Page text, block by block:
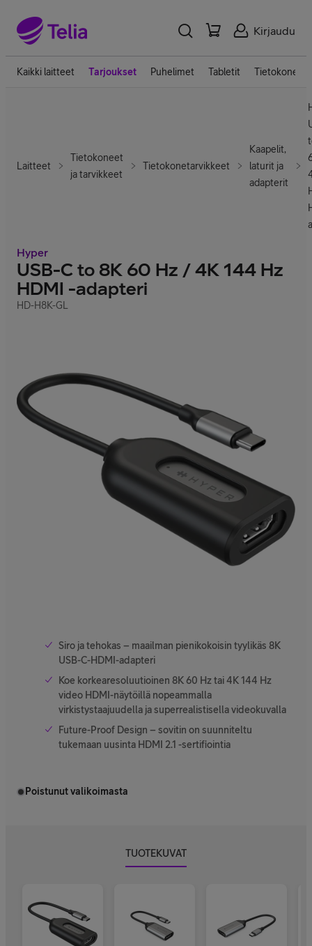
Kirjaudu
Kaikki laitteet Tarjoukset Puhelimet Tabletit Tietokoneet
Laitteet
Tietokoneet
ja tarvikkeet
Tietokonetarvikkeet
Kaapelit,
laturit ja
adapterit
Hyper
USB-C to 8K 60 Hz / 4K 144 Hz
HDMI -adapteri
HD-H8K-GL
Siro ja tehokas – maailman pienikokoisin tyylikäs 8K
USB-C-HDMI-adapteri
Koe korkearesoluutioinen 8K 60 Hz tai 4K 144 Hz
video HDMI-näytöillä nopeammalla
virkistystaajuudella ja superrealistisella videokuvalla
Future-Proof Design – sovitin on suunniteltu
tukemaan uusinta HDMI 2.1 -sertifiointia
Poistunut valikoimasta
TUOTEKUVAT